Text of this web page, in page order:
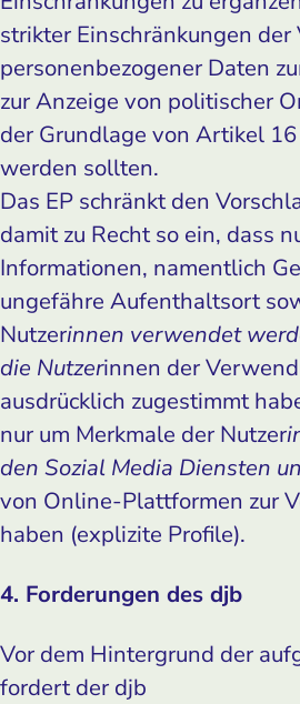
strikter Einschränkungen der
personenbezogener Daten
zur Anzeige von politischer
der Grundlage von Artikel
werden sollten.
Das EP schränkt den
damit zu Recht so ein, dass
Informationen, namentlich
ungefähre Aufenthaltsort
Nutzerinnen verwendet
die Nutzerinnen der
ausdrücklich zugestimmt
nur um Merkmale der Nutzer
den Sozial Media Diensten
von Online-Plattformen zur
haben (explizite Profile).
4. Forderungen des djb
Vor dem Hintergrund der
fordert der djb